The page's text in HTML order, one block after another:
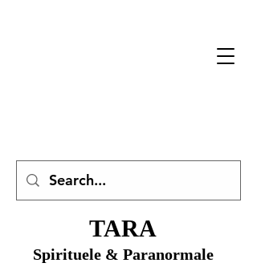
TARA
Spirituele & Paranormale